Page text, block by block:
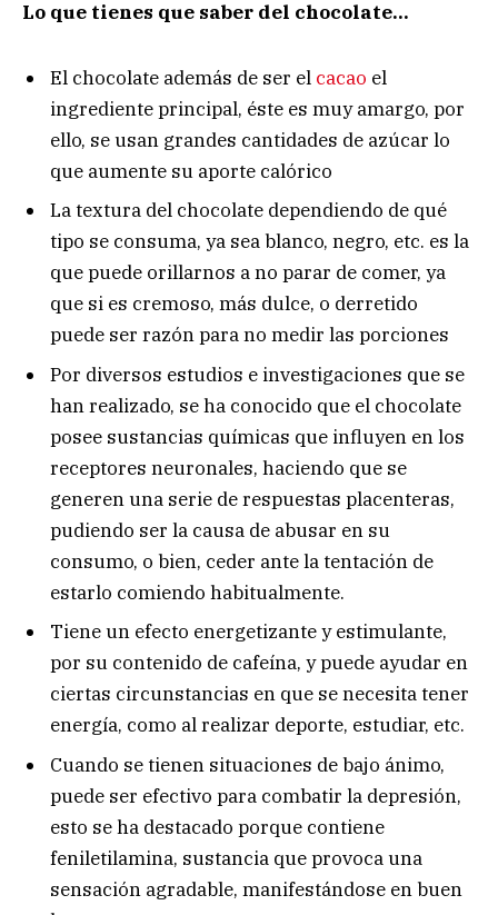
Lo que tienes que saber del chocolate…
El chocolate además de ser el cacao el
ingrediente principal, éste es muy amargo, por
ello, se usan grandes cantidades de azúcar lo
que aumente su aporte calórico
La textura del chocolate dependiendo de qué
tipo se consuma, ya sea blanco, negro, etc. es la
que puede orillarnos a no parar de comer, ya
que si es cremoso, más dulce, o derretido
puede ser razón para no medir las porciones
Por diversos estudios e investigaciones que se
han realizado, se ha conocido que el chocolate
posee sustancias químicas que influyen en los
receptores neuronales, haciendo que se
generen una serie de respuestas placenteras,
pudiendo ser la causa de abusar en su
consumo, o bien, ceder ante la tentación de
estarlo comiendo habitualmente.
Tiene un efecto energetizante y estimulante,
por su contenido de cafeína, y puede ayudar en
ciertas circunstancias en que se necesita tener
energía, como al realizar deporte, estudiar, etc.
Cuando se tienen situaciones de bajo ánimo,
puede ser efectivo para combatir la depresión,
esto se ha destacado porque contiene
feniletilamina, sustancia que provoca una
sensación agradable, manifestándose en buen